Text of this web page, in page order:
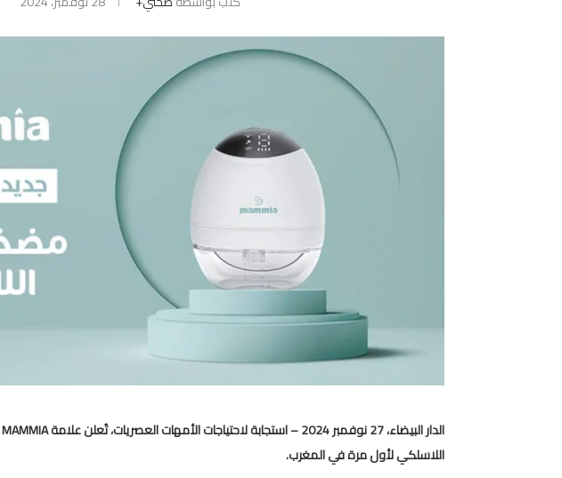
اللاسلكي لأول مرة في المغرب.